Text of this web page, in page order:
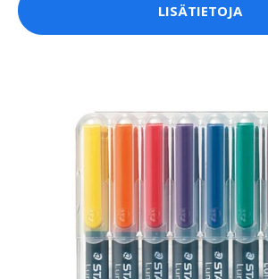
LISÄTIETOJA